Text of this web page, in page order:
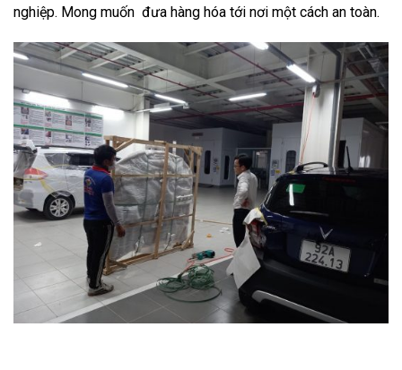
nghiệp. Mong muốn đưa hàng hóa tới nơi một cách an toàn.